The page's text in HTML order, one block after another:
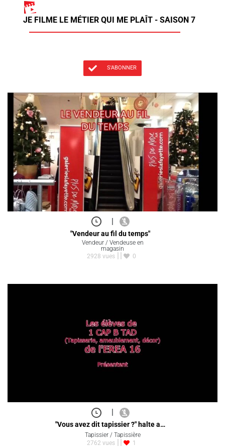
JE FILME LE MÉTIER QUI ME PLAÎT - SAISON 7
S'ABONNER
|
"Vendeur au fil du temps"
Vendeur / Vendeuse en
magasin
2928 vues
0
|
"Vous avez dit tapissier ?" halte a…
Tapissier / Tapissière
2762 vues
1